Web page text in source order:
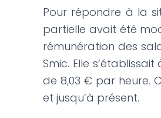
Pour répondre à la
partielle avait été
rémunération des
Smic. Elle
de 8,03 € par heure.
et jusqu’à présent.